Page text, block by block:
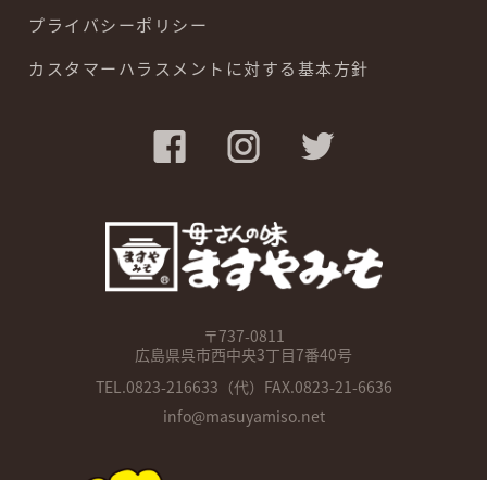
プライバシーポリシー
カスタマーハラスメントに対する基本方針
〒737-0811
広島県呉市西中央3丁目7番40号
TEL.0823-216633 （代）FAX.0823-21-6636
info@masuyamiso.net